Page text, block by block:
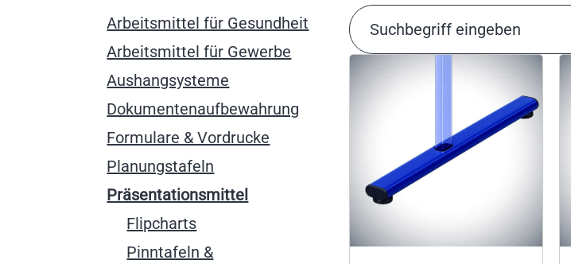
Arbeitsmittel für Gesundheit
Arbeitsmittel für Gewerbe
Aushangsysteme
Dokumentenaufbewahrung
Formulare & Vordrucke
Planungstafeln
Präsentationsmittel
Flipcharts
Pinntafeln &